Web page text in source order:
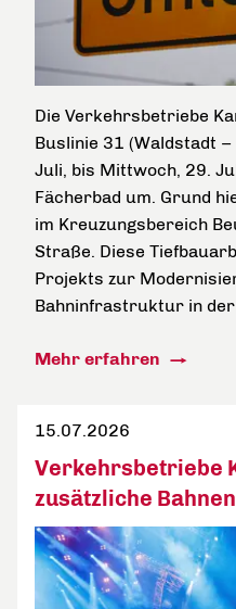
Die Verkehrsbetriebe
Buslinie 31 (Waldstadt
Juli, bis Mittwoch, 29.
Fächerbad um. Grund
im Kreuzungsbereich
Straße. Diese
Projekts zur
Bahninfrastruktur in
Mehr erfahren
15.07.2026
Verkehrsbetriebe
zusätzliche